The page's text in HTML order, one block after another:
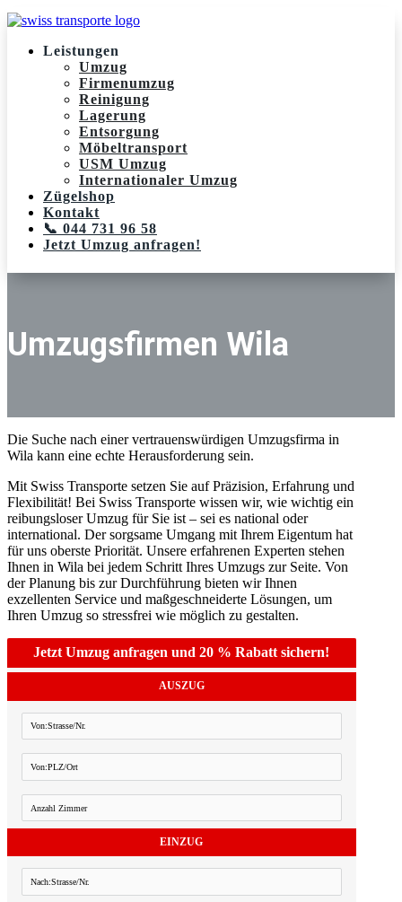
Leistungen
Umzug
Firmenumzug
Reinigung
Lagerung
Entsorgung
Möbeltransport
USM Umzug
Internationaler Umzug
Zügelshop
Kontakt
📞 044 731 96 58
Jetzt Umzug anfragen!
Umzugsfirmen Wila
Die Suche nach einer vertrauenswürdigen Umzugsfirma in
Wila kann eine echte Herausforderung sein.
Mit Swiss Transporte setzen Sie auf Präzision, Erfahrung und
Flexibilität! Bei Swiss Transporte wissen wir, wie wichtig ein
reibungsloser Umzug für Sie ist – sei es national oder
international. Der sorgsame Umgang mit Ihrem Eigentum hat
für uns oberste Priorität. Unsere erfahrenen Experten stehen
Ihnen in Wila bei jedem Schritt Ihres Umzugs zur Seite. Von
der Planung bis zur Durchführung bieten wir Ihnen
exzellenten Service und maßgeschneiderte Lösungen, um
Ihren Umzug so stressfrei wie möglich zu gestalten.
Jetzt Umzug anfragen und 20 % Rabatt sichern!
AUSZUG
EINZUG